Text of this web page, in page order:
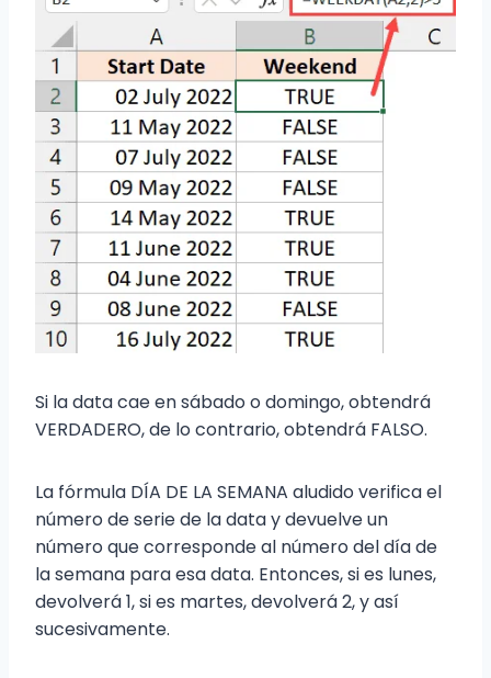
Si la data cae en sábado o domingo, obtendrá
VERDADERO, de lo contrario, obtendrá FALSO.
La fórmula DÍA DE LA SEMANA aludido verifica el
número de serie de la data y devuelve un
número que corresponde al número del día de
la semana para esa data. Entonces, si es lunes,
devolverá 1, si es martes, devolverá 2, y así
sucesivamente.